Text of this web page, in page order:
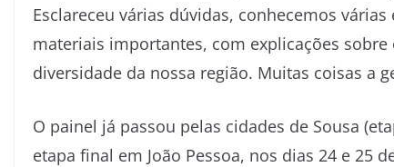
Esclareceu várias dúvidas, conhecemos
materiais importantes, com explicações
diversidade da nossa região. Muitas coisas a
O painel já passou pelas cidades de Sousa
etapa final em João Pessoa, nos dias 24 e 25